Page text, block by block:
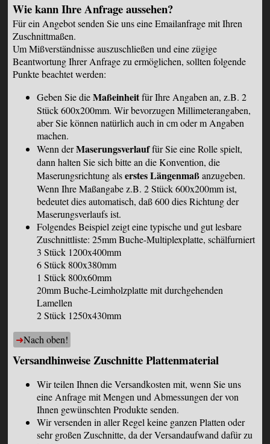
Wie kann Ihre Anfrage aussehen?
Für ein Angebot senden Sie uns eineEmailanfragemit Ihren
Zuschnittmaßen.
Um Mißverständnisse auszuschließen und eine zügige
Beantwortung Ihrer Anfrage zu ermöglichen, sollten folgende
Punkte beachtet werden:
Geben Sie dieMaßeinheitfür Ihre Angaben an, z.B. 2
Stück 600x200mm. Wir bevorzugen Millimeterangaben,
aber Sie können natürlich auch in cm oder m Angaben
machen.
Wenn derMaserungsverlauffür Sie eine Rolle spielt,
dann halten Sie sich bitte an die Konvention, die
Maserungsrichtung alserstes Längenmaßanzugeben.
Wenn Ihre Maßangabe z.B. 2 Stück 600x200mm ist,
bedeutet dies automatisch, daß 600 dies Richtung der
Maserungsverlaufs ist.
Folgendes Beispiel zeigt eine typische und gut lesbare
Zuschnittliste: 25mm Buche-Multiplexplatte, schälfurniert
3 Stück 1200x400mm
6 Stück 800x380mm
1 Stück 800x60mm
20mm Buche-Leimholzplatte mit durchgehenden
Lamellen
2 Stück 1250x430mm
Nach oben!
Versandhinweise Zuschnitte Plattenmaterial
Wir teilen Ihnen die Versandkosten mit, wenn Sie uns
eine Anfrage mit Mengen und Abmessungen der von
Ihnen gewünschten Produkte senden.
Wir versenden in aller Regel keine ganzen Platten oder
sehr großen Zuschnitte, da der Versandaufwand dafür zu